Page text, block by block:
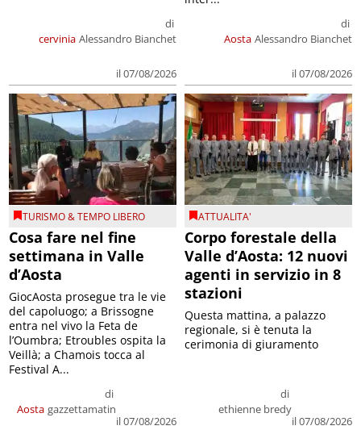
cervinia
di
Alessandro Bianchet
il 07/08/2026
Aosta
di
Alessandro Bianchet
il 07/08/2026
TURISMO & TEMPO LIBERO
Cosa fare nel fine
settimana in Valle
d’Aosta
Aosta
di
gazzettamatin
il 07/08/2026
GiocAosta prosegue tra le vie
del capoluogo; a Brissogne
entra nel vivo la Feta de
l’Oumbra; Etroubles ospita la
Veillà; a Chamois tocca al
Festival A...
ATTUALITA'
Corpo forestale della
Valle d’Aosta: 12 nuovi
agenti in servizio in 8
stazioni
di
ethienne bredy
il 07/08/2026
Questa mattina, a palazzo
regionale, si è tenuta la
cerimonia di giuramento